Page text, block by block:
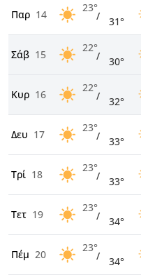
Παρ 14
23°
/ 31°
Σάβ 15
22°
/ 30°
Κυρ 16
22°
/ 32°
Δευ 17
23°
/ 33°
Τρί 18
23°
/ 33°
Τετ 19
23°
/ 34°
Πέμ 20
23°
/ 34°